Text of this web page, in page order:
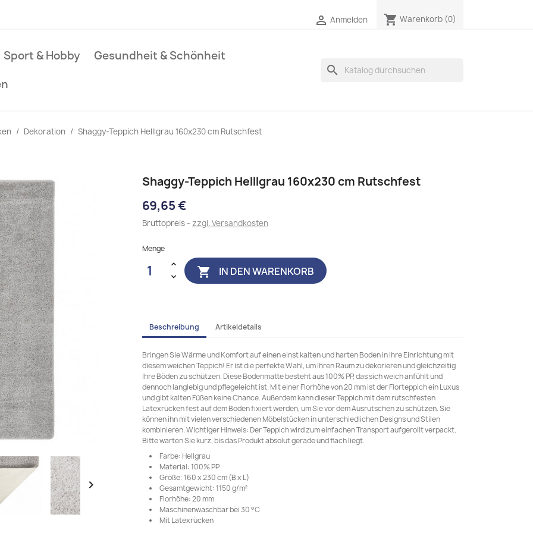
 Anmelden shopping_cart Warenkorb (0)
Sport & Hobby
Gesundheit & Schönheit
search
Dekoration Shaggy-Teppich Helllgrau 160x230 cm Rutschfest

Shaggy-Teppich Helllgrau 160x230 cm Rutschfest
69,65 €
Bruttopreis zzgl. Versandkosten
Menge
 IN DEN WARENKORB
Beschreibung Artikeldetails
Bringen Sie Wärme und Komfort auf einen einst kalten und harten Boden in Ihre Einrichtung mit
diesem weichen Teppich! Er ist die perfekte Wahl, um Ihren Raum zu dekorieren und gleichzeitig
Ihre Böden zu schützen. Diese Bodenmatte besteht aus 100% PP, das sich weich anfühlt und
dennoch langlebig und pflegeleicht ist. Mit einer Florhöhe von 20 mm ist der Florteppich ein Luxus
und gibt kalten Füßen keine Chance. Außerdem kann dieser Teppich mit dem rutschfesten
Latexrücken fest auf dem Boden fixiert werden, um Sie vor dem Ausrutschen zu schützen. Sie
können ihn mit vielen verschiedenen Möbelstücken in unterschiedlichen Designs und Stilen
kombinieren. Wichtiger Hinweis: Der Teppich wird zum einfachen Transport aufgerollt verpackt.
Bitte warten Sie kurz, bis das Produkt absolut gerade und flach liegt.
Farbe: Hellgrau
Material: 100% PP
Größe: 160 x 230 cm (B x L)
Gesamtgewicht: 1150 g/m²
Florhöhe: 20 mm
Maschinenwaschbar bei 30 °C
Mit Latexrücken